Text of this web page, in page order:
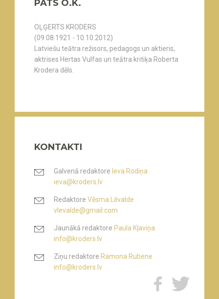
PATS O.K.
OĻĢERTS KRODERS
(09.08.1921 - 10.10.2012)
Latviešu teātra režisors, pedagogs un aktieris,
aktrises Hertas Vulfas un teātra kritiķa Roberta
Krodera dēls.
KONTAKTI
Galvenā redaktore Ieva Rodiņa
ieva@kroders.lv
Redaktore Vēsma Lēvalde
vlevalde@gmail.com
Jaunākā redaktore Paula Kļaviņa
info@kroders.lv
Ziņu redaktore Ramona Rubene
info@kroders.lv